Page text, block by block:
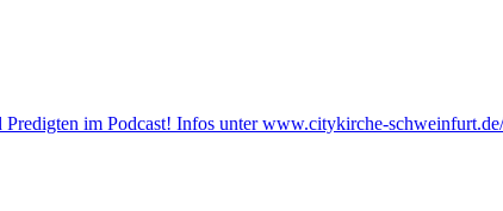
Predigten im Podcast! Infos unter www.citykirche-